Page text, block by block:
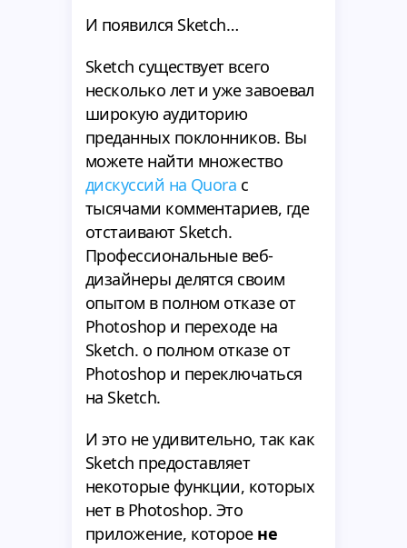
И появился Sketch…
Sketch существует всего
несколько лет и уже завоевал
широкую аудиторию
преданных поклонников. Вы
можете найти множество
дискуссий на Quora с
тысячами комментариев, где
отстаивают Sketch.
Профессиональные веб-
дизайнеры делятся своим
опытом в полном отказе от
Photoshop и переходе на
Sketch. о полном отказе от
Photoshop и переключаться
на Sketch.
И это не удивительно, так как
Sketch предоставляет
некоторые функции, которых
нет в Photoshop. Это
приложение, которое не